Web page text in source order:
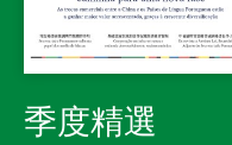
季度精選